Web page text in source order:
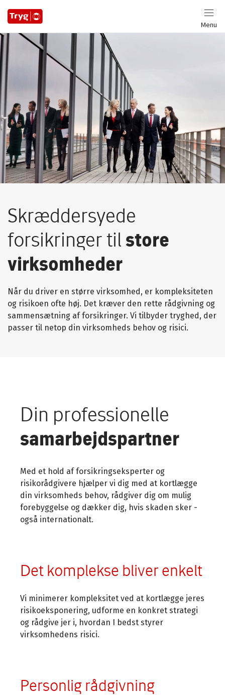
Menu
Skræddersyede
forsikringer til store
virksomheder
Når du driver en større virksomhed, er kompleksiteten
og risikoen ofte høj. Det kræver den rette rådgivning og
sammensætning af forsikringer. Vi tilbyder tryghed, der
passer til netop din virksomheds behov og risici.
Din professionelle
samarbejdspartner
Med et hold af forsikringseksperter og
risikorådgivere hjælper vi dig med at kortlægge
din virksomheds behov, rådgiver dig om mulig
forebyggelse og dækker dig, hvis skaden sker -
også internationalt.
Det komplekse bliver enkelt
Vi minimerer kompleksitet ved at kortlægge jeres
risikoeksponering, udforme en konkret strategi
og rådgive jer i, hvordan I bedst styrer
virksomhedens risici.
Personlig rådgivning